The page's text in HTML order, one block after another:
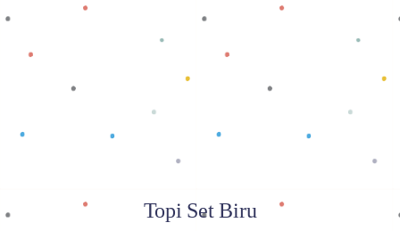
Baca selengkapnya
Topi Set Biru